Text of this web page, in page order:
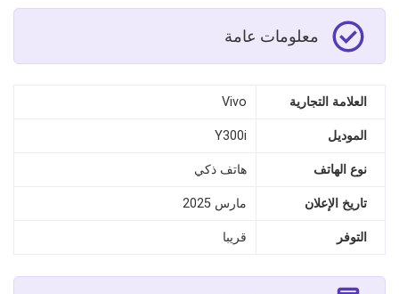
معلومات عامة
العلامة التجارية Vivo
الموديل Y300i
نوع الهاتف هاتف ذكي
تاريخ الإعلان مارس 2025
التوفر قريبا